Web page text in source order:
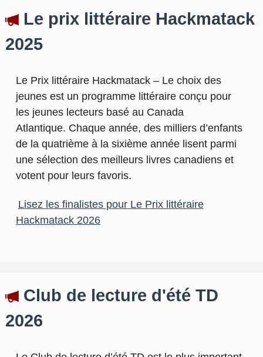
Le prix littéraire Hackmatack
2025
Le Prix littéraire Hackmatack – Le choix des
jeunes est un programme littéraire conçu pour
les jeunes lecteurs basé au Canada
Atlantique. Chaque année, des milliers d’enfants
de la quatrième à la sixième année lisent parmi
une sélection des meilleurs livres canadiens et
votent pour leurs favoris.
Lisez les finalistes pour Le Prix littéraire
Hackmatack 2026
Club de lecture d'été TD
2026